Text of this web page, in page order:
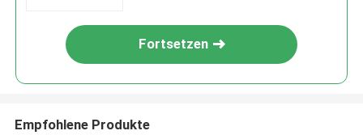
Fortsetzen
Empfohlene Produkte